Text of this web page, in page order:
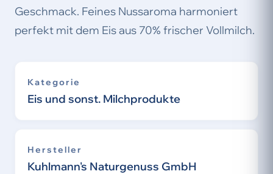
Geschmack. Feines Nussaroma harmoniert
perfekt mit dem Eis aus 70% frischer Vollmilch.
Kategorie
Eis und sonst. Milchprodukte
Hersteller
Kuhlmann's Naturgenuss GmbH